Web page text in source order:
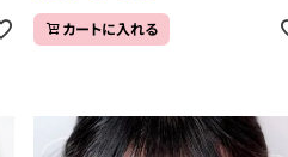
カートに入れる